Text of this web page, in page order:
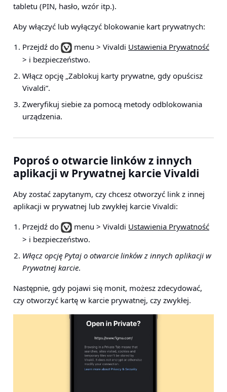
tabletu (PIN, hasło, wzór itp.).
Aby włączyć lub wyłączyć blokowanie kart prywatnych:
Przejdź do
menu > Vivaldi Ustawienia Prywatność
> i bezpieczeństwo.
Włącz opcję „Zablokuj karty prywatne, gdy opuścisz
Vivaldi”.
Zweryfikuj siebie za pomocą metody odblokowania
urządzenia.
Poproś o otwarcie linków z innych
aplikacji w Prywatnej karcie Vivaldi
Aby zostać zapytanym, czy chcesz otworzyć link z innej
aplikacji w prywatnej lub zwykłej karcie Vivaldi:
Przejdź do
menu > Vivaldi Ustawienia Prywatność
> i bezpieczeństwo.
Włącz opcję Pytaj o otwarcie linków z innych aplikacji w
Prywatnej karcie.
Następnie, gdy pojawi się monit, możesz zdecydować,
czy otworzyć kartę w karcie prywatnej, czy zwykłej.